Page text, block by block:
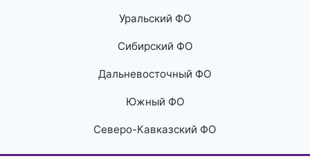
Уральский ФО
Сибирский ФО
Дальневосточный ФО
Южный ФО
Северо-Кавказский ФО